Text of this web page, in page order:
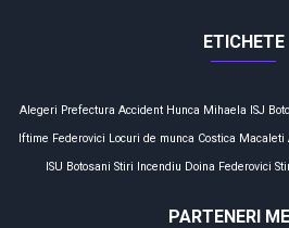
ETICHETE
Alegeri Prefectura Accident Hunca Mihaela ISJ
Iftime Federovici Locuri de munca Costica Macaleti
ISU Botosani Stiri Incendiu Doina Federovici
PARTENERI